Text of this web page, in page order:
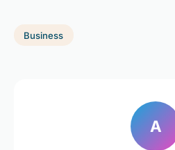
Business
A